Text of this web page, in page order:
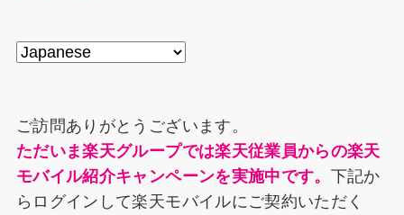
ご訪問ありがとうございます。
ただいま楽天グループでは楽天従業員からの楽天
モバイル紹介キャンペーンを実施中です。 下記か
らログインして楽天モバイルにご契約いただく